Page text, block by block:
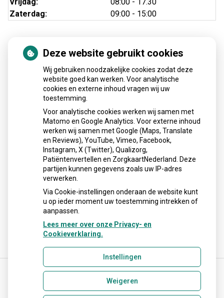
Zaterdag:
09:00 - 15:00
Nieuws
Sinds huisartsen afslankmedicijnen mogen voorschrijven,
neemt gebruik toe
Schurft sinds corona geen vergeten ziekte meer: aantal
uitbraken fors gestegen
Stoppen met afslankmedicijnen betekent zonder
leefstijlaanpassingen weer gewichtstoename
Kookadvies drinkwater in provincie Utrecht vanwege
besmetting
Terugroepactie babyvoeding Nestlé: bacterie kan baby’s
ziek maken
Uw Zorg Online |Beheer
Deze website gebruikt cookies
Wij gebruiken noodzakelijke cookies zodat deze
website goed kan werken. Voor analytische
cookies en externe inhoud vragen wij uw
toestemming.
Voor analytische cookies werken wij samen met
Matomo en Google Analytics. Voor externe inhoud
werken wij samen met Google (Maps, Translate
en Reviews), YouTube, Vimeo, Facebook,
Instagram, X (Twitter), Qualizorg,
Patiëntenvertellen en ZorgkaartNederland. Deze
partijen kunnen gegevens zoals uw IP-adres
verwerken.
Via Cookie-instellingen onderaan de website kunt
u op ieder moment uw toestemming intrekken of
aanpassen.
Lees meer over onze Privacy- en
Cookieverklaring.
Instellingen
Weigeren